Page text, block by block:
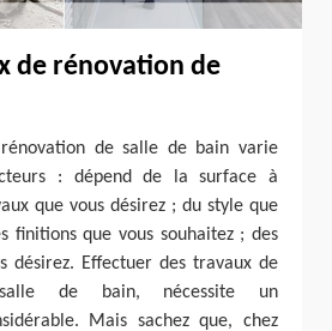
de rénovation de
de salle de bain varie
: dépend de la surface à
que vous désirez ; du style que
finitions que vous souhaitez ; des
désirez. Effectuer des travaux de
de bain, nécessite un
Mais sachez que, chez